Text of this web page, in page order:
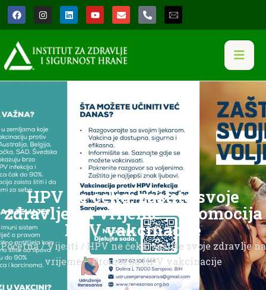
HPV ne čeka: zaštite svoje
zdravlje na vrijeme – Promocija
HPV vakcinacije
Početna/Vijesti / HPV ne čeka: zaštite svoje zdravlje na
vrijeme – Promocija HPV vakcinacije